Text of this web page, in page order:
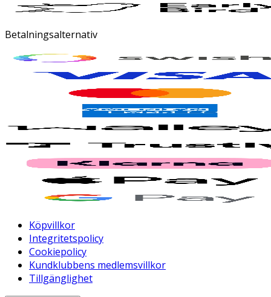
Betalningsalternativ
Köpvillkor
Integritetspolicy
Cookiepolicy
Kundklubbens medlemsvillkor
Tillgänglighet